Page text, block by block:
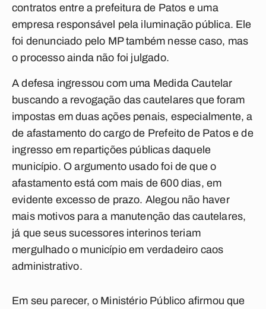
contratos entre a prefeitura de Patos e uma
empresa responsável pela iluminação pública. Ele
foi denunciado pelo MP também nesse caso, mas
o processo ainda não foi julgado.
A defesa ingressou com uma Medida Cautelar
buscando a revogação das cautelares que foram
impostas em duas ações penais, especialmente, a
de afastamento do cargo de Prefeito de Patos e de
ingresso em repartições públicas daquele
município. O argumento usado foi de que o
afastamento está com mais de 600 dias, em
evidente excesso de prazo. Alegou não haver
mais motivos para a manutenção das cautelares,
já que seus sucessores interinos teriam
mergulhado o município em verdadeiro caos
administrativo.
Em seu parecer, o Ministério Público afirmou que